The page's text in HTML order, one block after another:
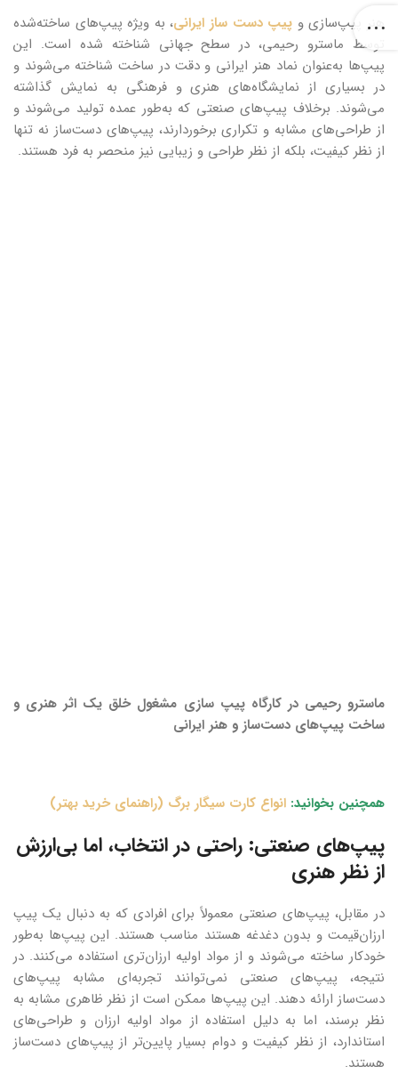
هنر پیپ‌سازی و پیپ‌ دست‌ ساز ایرانی، به ویژه پیپ‌های ساخته‌شده
توسط ماسترو رحیمی، در سطح جهانی شناخته شده است. این
پیپ‌ها به‌عنوان نماد هنر ایرانی و دقت در ساخت شناخته می‌شوند و
در بسیاری از نمایشگاه‌های هنری و فرهنگی به نمایش گذاشته
می‌شوند. برخلاف پیپ‌های صنعتی که به‌طور عمده تولید می‌شوند و
از طراحی‌های مشابه و تکراری برخوردارند، پیپ‌های دست‌ساز نه تنها
از نظر کیفیت، بلکه از نظر طراحی و زیبایی نیز منحصر به فرد هستند.
ماسترو رحیمی در کارگاه پیپ سازی مشغول خلق یک اثر هنری و
ساخت پیپ‌های دست‌ساز و هنر ایرانی
همچنین بخوانید: انواع کارت سیگار برگ (راهنمای خرید بهتر)
پیپ‌های صنعتی: راحتی در انتخاب، اما بی‌ارزش
از نظر هنری
در مقابل، پیپ‌های صنعتی معمولاً برای افرادی که به دنبال یک پیپ
ارزان‌قیمت و بدون دغدغه هستند مناسب هستند. این پیپ‌ها به‌طور
خودکار ساخته می‌شوند و از مواد اولیه ارزان‌تری استفاده می‌کنند. در
نتیجه، پیپ‌های صنعتی نمی‌توانند تجربه‌ای مشابه پیپ‌های
دست‌ساز ارائه دهند. این پیپ‌ها ممکن است از نظر ظاهری مشابه به
نظر برسند، اما به دلیل استفاده از مواد اولیه ارزان و طراحی‌های
استاندارد، از نظر کیفیت و دوام بسیار پایین‌تر از پیپ‌های دست‌ساز
هستند.